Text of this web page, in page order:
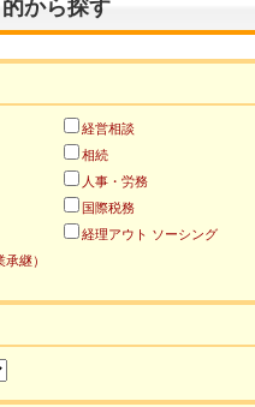
から探す
継）
経営相談
相続
人事・労務
国際税務
経理アウト ソーシング